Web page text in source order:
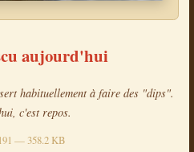
aujourd'hui
habituellement à faire des "dips".
c'est repos.
— 358.2 KB